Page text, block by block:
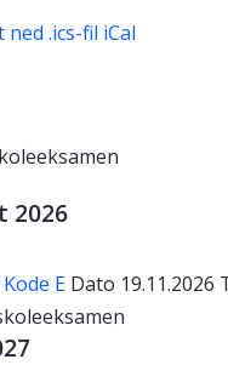
ned .ics-fil iCal
2026
Kode E Dato 19.11.2026